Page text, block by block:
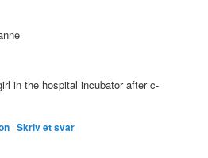
in the hospital incubator after c-
|Skriv et svar